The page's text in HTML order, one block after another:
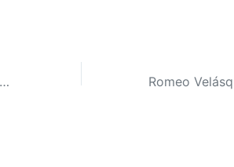
Bad Bunny actuará con Adam Sandler en 'Happy Gilmore 2'